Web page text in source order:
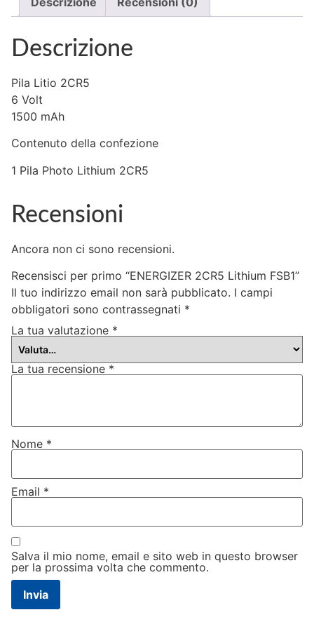
Descrizione
Pila Litio 2CR5
6 Volt
1500 mAh
Contenuto della confezione
1 Pila Photo Lithium 2CR5
Recensioni
Ancora non ci sono recensioni.
Recensisci per primo “ENERGIZER 2CR5 Lithium FSB1”
Il tuo indirizzo email non sarà pubblicato. I campi
obbligatori sono contrassegnati *
La tua valutazione *
La tua recensione *
Nome *
Email *
Salva il mio nome, email e sito web in questo browser
per la prossima volta che commento.